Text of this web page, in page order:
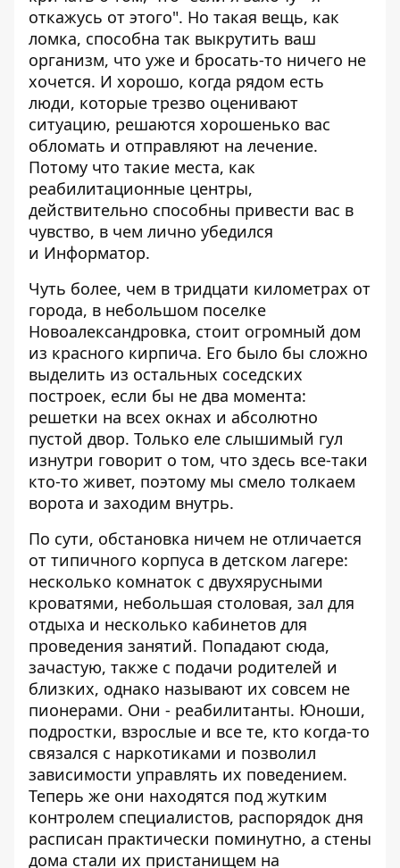
откажусь от этого". Но такая вещь, как
ломка, способна так выкрутить ваш
организм, что уже и бросать-то ничего не
хочется. И хорошо, когда рядом есть
люди, которые трезво оценивают
ситуацию, решаются хорошенько вас
обломать и отправляют на лечение.
Потому что такие места, как
реабилитационные центры,
действительно способны привести вас в
чувство, в чем лично убедился
и Информатор.
Чуть более, чем в тридцати километрах от
города, в небольшом поселке
Новоалександровка, стоит огромный дом
из красного кирпича. Его было бы сложно
выделить из остальных соседских
построек, если бы не два момента:
решетки на всех окнах и абсолютно
пустой двор. Только еле слышимый гул
изнутри говорит о том, что здесь все-таки
кто-то живет, поэтому мы смело толкаем
ворота и заходим внутрь.
По сути, обстановка ничем не отличается
от типичного корпуса в детском лагере:
несколько комнаток с двухярусными
кроватями, небольшая столовая, зал для
отдыха и несколько кабинетов для
проведения занятий. Попадают сюда,
зачастую, также с подачи родителей и
близких, однако называют их совсем не
пионерами. Они - реабилитанты. Юноши,
подростки, взрослые и все те, кто когда-то
связался с наркотиками и позволил
зависимости управлять их поведением.
Теперь же они находятся под жутким
контролем специалистов, распорядок дня
расписан практически поминутно, а стены
дома стали их пристанищем на